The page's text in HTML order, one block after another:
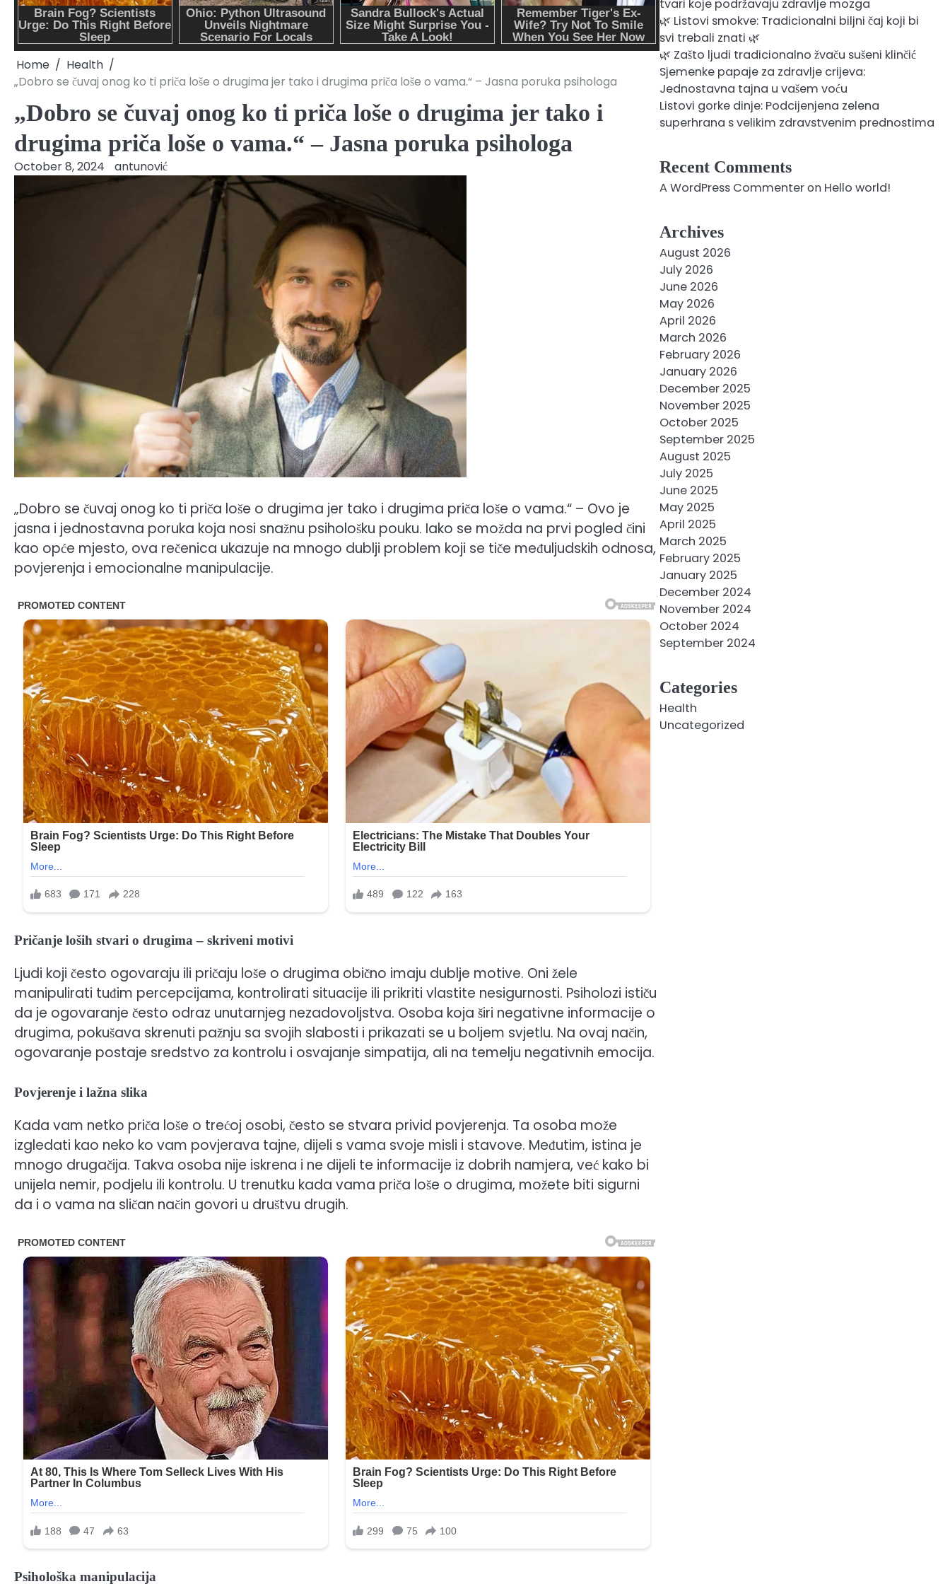
Home
Health
„Dobro se čuvaj onog ko ti priča loše o drugima jer tako i drugima priča loše o vama.“ – Jasna poruka psihologa
„Dobro se čuvaj onog ko ti priča loše o drugima jer tako i
drugima priča loše o vama.“ – Jasna poruka psihologa
October 8, 2024 antunović
„Dobro se čuvaj onog ko ti priča loše o drugima jer tako i drugima priča loše o vama.“ – Ovo je
jasna i jednostavna poruka koja nosi snažnu psihološku pouku. Iako se možda na prvi pogled čini
kao opće mjesto, ova rečenica ukazuje na mnogo dublji problem koji se tiče međuljudskih odnosa,
povjerenja i emocionalne manipulacije.
Pričanje loših stvari o drugima – skriveni motivi
Ljudi koji često ogovaraju ili pričaju loše o drugima obično imaju dublje motive. Oni žele
manipulirati tuđim percepcijama, kontrolirati situacije ili prikriti vlastite nesigurnosti. Psiholozi ističu
da je ogovaranje često odraz unutarnjeg nezadovoljstva. Osoba koja širi negativne informacije o
drugima, pokušava skrenuti pažnju sa svojih slabosti i prikazati se u boljem svjetlu. Na ovaj način,
ogovaranje postaje sredstvo za kontrolu i osvajanje simpatija, ali na temelju negativnih emocija.
Povjerenje i lažna slika
Kada vam netko priča loše o trećoj osobi, često se stvara privid povjerenja. Ta osoba može
izgledati kao neko ko vam povjerava tajne, dijeli s vama svoje misli i stavove. Međutim, istina je
mnogo drugačija. Takva osoba nije iskrena i ne dijeli te informacije iz dobrih namjera, već kako bi
unijela nemir, podjelu ili kontrolu. U trenutku kada vama priča loše o drugima, možete biti sigurni
da i o vama na sličan način govori u društvu drugih.
Psihološka manipulacija
tvari koje podržavaju zdravlje mozga
🌿 Listovi smokve: Tradicionalni biljni čaj koji bi
svi trebali znati 🌿
🌿 Zašto ljudi tradicionalno žvaču sušeni klinčić
Sjemenke papaje za zdravlje crijeva:
Jednostavna tajna u vašem voću
Listovi gorke dinje: Podcijenjena zelena
superhrana s velikim zdravstvenim prednostima
Recent Comments
A WordPress Commenteron Hello world!
Archives
August 2026
July 2026
June 2026
May 2026
April 2026
March 2026
February 2026
January 2026
December 2025
November 2025
October 2025
September 2025
August 2025
July 2025
June 2025
May 2025
April 2025
March 2025
February 2025
January 2025
December 2024
November 2024
October 2024
September 2024
Categories
Health
Uncategorized